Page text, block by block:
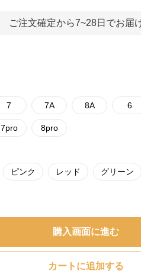
ご注文確定から7~28日でお届
7 7A 8A 6
7pro 8pro
ピンク レッド グリーン
購入画面に進む
カートに追加する